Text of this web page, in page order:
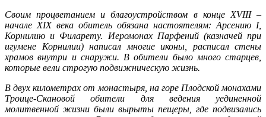
Своим процветанием и благоустройством в конце XVIII –
начале XIX века обитель обязана настоятелям: Арсению I,
Корнилию и Филарету. Иеромонах Парфений (казначей при
игумене Корнилии) написал многие иконы, расписал стены
храмов внутри и снаружи. В обители было много старцев,
которые вели строгую подвижническую жизнь.
В двух километрах от монастыря, на горе Плодской монахами
Троице-Скановой обители для ведения уединенной
молитвенной жизни были вырыты пещеры, где подвизались